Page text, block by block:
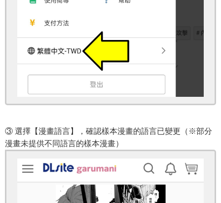
③ 選擇【漫畫語言】，確認樣本漫畫的語言已變更（※部分
漫畫未提供不同語言的樣本漫畫）